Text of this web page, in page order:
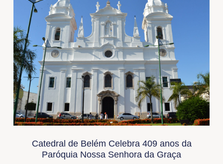
Catedral de Belém Celebra 409 anos da
Paróquia Nossa Senhora da Graça